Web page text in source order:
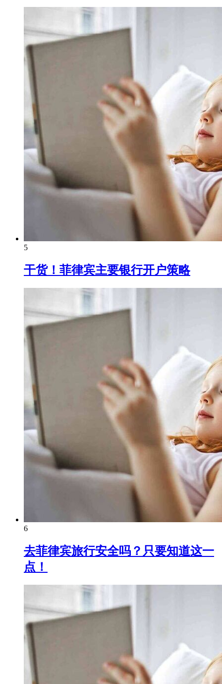
5
干货！菲律宾主要银行开户策略
6
去菲律宾旅行安全吗？只要知道这一
点！